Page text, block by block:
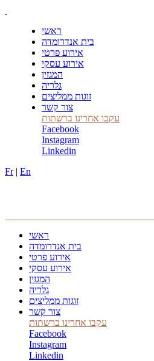
ראשי
בית אנדרומדה
אירוע פרטי
אירוע עסקי
המגזין
גלריה
זוגות ממליצים
צור קשר
עקבו אחרינו ברשתות
Facebook
Instagram
Linkedin
Fr| En
ראשי
בית אנדרומדה
אירוע פרטי
אירוע עסקי
המגזין
גלריה
זוגות ממליצים
צור קשר
עקבו אחרינו ברשתות
Facebook
Instagram
Linkedin